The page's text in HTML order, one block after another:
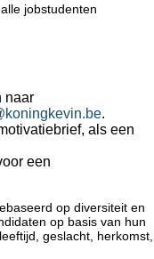
jobstudenten
naar
.
als een
een
op diversiteit en
op basis van hun
geslacht, herkomst,